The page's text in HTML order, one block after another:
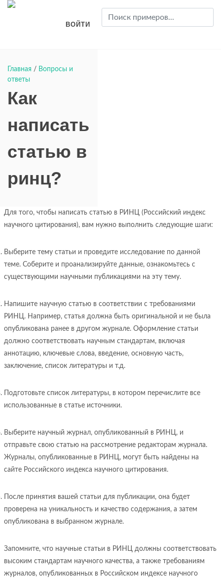
ВОЙТИ
Главная / Вопросы и
ответы
Как
написать
статью в
ринц?
Для того, чтобы написать статью в РИНЦ (Российский индекс
научного цитирования), вам нужно выполнить следующие шаги:
Выберите тему статьи и проведите исследование по данной
теме. Соберите и проанализируйте данные, ознакомьтесь с
существующими научными публикациями на эту тему.
Напишите научную статью в соответствии с требованиями
РИНЦ. Например, статья должна быть оригинальной и не была
опубликована ранее в другом журнале. Оформление статьи
должно соответствовать научным стандартам, включая
аннотацию, ключевые слова, введение, основную часть,
заключение, список литературы и т.д.
Подготовьте список литературы, в котором перечислите все
использованные в статье источники.
Выберите научный журнал, опубликованный в РИНЦ, и
отправьте свою статью на рассмотрение редакторам журнала.
Журналы, опубликованные в РИНЦ, могут быть найдены на
сайте Российского индекса научного цитирования.
После принятия вашей статьи для публикации, она будет
проверена на уникальность и качество содержания, а затем
опубликована в выбранном журнале.
Запомните, что научные статьи в РИНЦ должны соответствовать
высоким стандартам научного качества, а также требованиям
журналов, опубликованных в Российском индексе научного